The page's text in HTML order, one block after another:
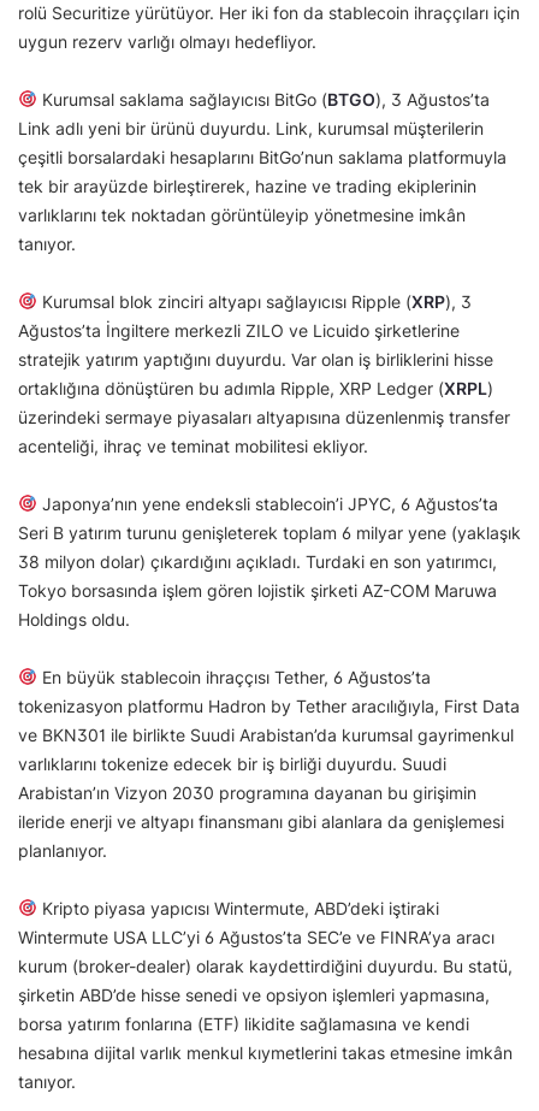
rolü Securitize yürütüyor. Her iki fon da stablecoin ihraççıları için
uygun rezerv varlığı olmayı hedefliyor.
Kurumsal saklama sağlayıcısı BitGo (BTGO), 3 Ağustos’ta
Link adlı yeni bir ürünü duyurdu. Link, kurumsal müşterilerin
çeşitli borsalardaki hesaplarını BitGo’nun saklama platformuyla
tek bir arayüzde birleştirerek, hazine ve trading ekiplerinin
varlıklarını tek noktadan görüntüleyip yönetmesine imkân
tanıyor.
Kurumsal blok zinciri altyapı sağlayıcısı Ripple (XRP), 3
Ağustos’ta İngiltere merkezli ZILO ve Licuido şirketlerine
stratejik yatırım yaptığını duyurdu. Var olan iş birliklerini hisse
ortaklığına dönüştüren bu adımla Ripple, XRP Ledger (XRPL)
üzerindeki sermaye piyasaları altyapısına düzenlenmiş transfer
acenteliği, ihraç ve teminat mobilitesi ekliyor.
Japonya’nın yene endeksli stablecoin’i JPYC, 6 Ağustos’ta
Seri B yatırım turunu genişleterek toplam 6 milyar yene (yaklaşık
38 milyon dolar) çıkardığını açıkladı. Turdaki en son yatırımcı,
Tokyo borsasında işlem gören lojistik şirketi AZ-COM Maruwa
Holdings oldu.
En büyük stablecoin ihraççısı Tether, 6 Ağustos’ta
tokenizasyon platformu Hadron by Tether aracılığıyla, First Data
ve BKN301 ile birlikte Suudi Arabistan’da kurumsal gayrimenkul
varlıklarını tokenize edecek bir iş birliği duyurdu. Suudi
Arabistan’ın Vizyon 2030 programına dayanan bu girişimin
ileride enerji ve altyapı finansmanı gibi alanlara da genişlemesi
planlanıyor.
Kripto piyasa yapıcısı Wintermute, ABD’deki iştiraki
Wintermute USA LLC’yi 6 Ağustos’ta SEC’e ve FINRA’ya aracı
kurum (broker-dealer) olarak kaydettirdiğini duyurdu. Bu statü,
şirketin ABD’de hisse senedi ve opsiyon işlemleri yapmasına,
borsa yatırım fonlarına (ETF) likidite sağlamasına ve kendi
hesabına dijital varlık menkul kıymetlerini takas etmesine imkân
tanıyor.